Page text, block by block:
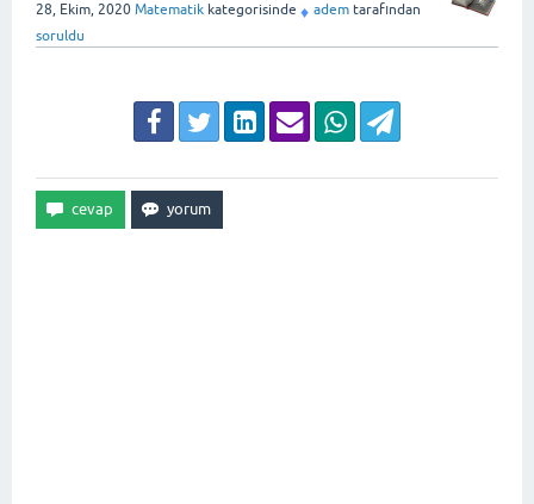
28, Ekim, 2020 Matematik kategorisinde ♦ adem tarafından
soruldu